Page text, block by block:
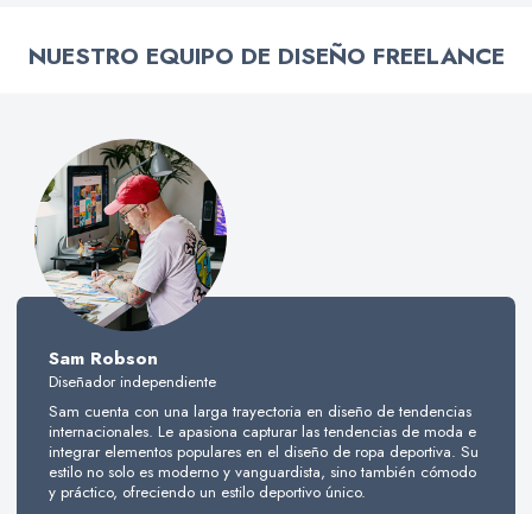
NUESTRO EQUIPO DE DISEÑO FREELANCE
Sam Robson
Diseñador independiente
Sam cuenta con una larga trayectoria en diseño de tendencias
internacionales. Le apasiona capturar las tendencias de moda e
integrar elementos populares en el diseño de ropa deportiva. Su
estilo no solo es moderno y vanguardista, sino también cómodo
y práctico, ofreciendo un estilo deportivo único.